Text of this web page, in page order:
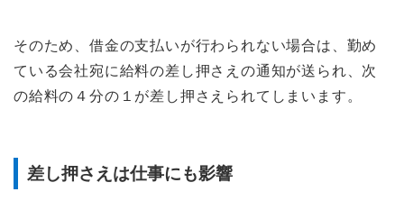
そのため、借金の支払いが行わられない場合は、勤め
ている会社宛に給料の差し押さえの通知が送られ、次
の給料の４分の１が差し押さえられてしまいます。
差し押さえは仕事にも影響